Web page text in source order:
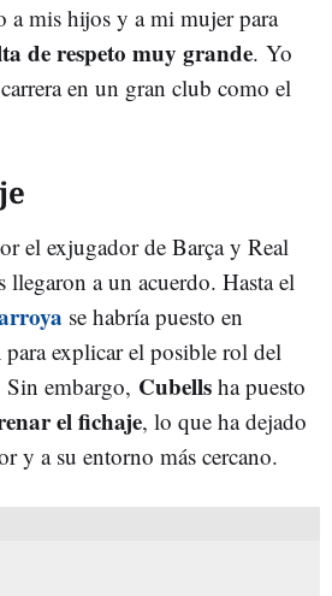
a mis hijos y a mi mujer para
de respeto muy grande. Yo
en un gran club como el
el exjugador de Barça y Real
llegaron a un acuerdo. Hasta el
se habría puesto en
para explicar el posible rol del
embargo, Cubells ha puesto
el fichaje, lo que ha dejado
y a su entorno más cercano.